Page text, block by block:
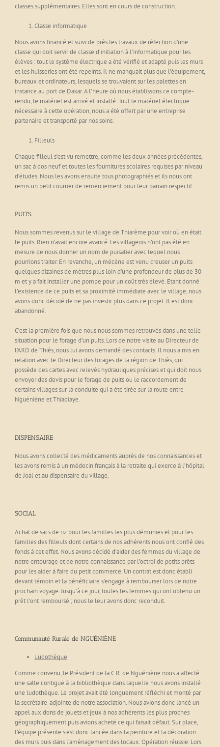
classes supplémentaires. Elles sont en cours de construction.
Classe informatique
Nous avons financé et suivi de près les travaux de réfection d’une
classe qui doit servir de classe d’initiation à l’informatique pour les
élèves : tout le système électrique a été vérifié et adapté puis les murs
et les huisseries ont été repeints. Il ne manquait plus que l’équipement,
bureaux et ordinateurs, lesquels se trouvaient sur les palettes en
instance au port de Dakar. A l’heure où nous établissons ce compte-
rendu, le matériel est arrivé et installé. Tout le matériel électrique
nécessaire à cette opération, nous a été offert par une entreprise
partenaire et transporté par nos soins.
Filleuls
Chaque filleul s’est vu remettre, comme les deux années précédentes,
un sac à dos neuf et toutes les fournitures scolaires requises par niveau
d’études. Nous les avons ensuite tous photographiés et ils nous ont
remis un petit courrier de remerciement pour leur parrain respectif.
PUITS
Nous sommes revenus sur le village de Thiarème pour voir où en était
le puits. Rien n’avait encore avancé. Les villageois n’ont pas été en
mesure de nous donner un nom de puisatier avec lequel nous
pourrions traiter. En revanche, un mécène est venu creuser un puits
quelques dizaines de mètres plus loin d’une profondeur de plus de 30
m et y a fait installer une pompe pour un coût très élevé. Etant donné
l’existence de ce puits et sa proximité immédiate avec le village, nous
avons donc décidé de ne pas investir plus dans ce projet. Il est donc
abandonné.
C’est la première fois que nous nous sommes retrouvés dans une telle
situation pour le forage d’un puits. Lors de notre visite au Directeur de
l’ARD de Thiès, nous lui avons demandé des contacts. Il nous a mis en
relation avec le Directeur des forages de la région de Thiès, qui
possède des cartes avec relevés hydrauliques précises et qui doit nous
envoyer des devis pour le forage de puits ou le raccordement de
certains villages sur la conduite qui a été tirée sur la route entre
Nguéniène et Thiadiaye.
DISPENSAIRE
Nous avons collecté des médicaments auprès de nos connaissances et
les avons remis à un médecin français à la retraite qui exerce à l’hôpital
de Joal et au dispensaire du village.
SOCIAL
Achat de sacs de riz pour les familles les plus démunies et pour les
familles des filleuls dont certains de nos adhérents nous ont confié des
fonds à cet effet. Nous avons décidé d’aider des femmes du village de
notre entourage et de notre connaissance par l’octroi de petits prêts
pour les aider à faire du petit commerce. Un contrat est donc établi
devant témoin et la bénéficiaire s’engage à rembourser lors de notre
prochain voyage. Jusqu’à ce jour, toutes les femmes qui ont obtenu un
prêt l’ont remboursé ; nous le leur avons donc reconduit.
Communauté Rurale de NGUÉNIÈNE
Ludothèque
Comme convenu, le Président de la C.R. de Nguéniène nous a affecté
une salle contiguë à la bibliothèque dans laquelle nous avons installé
une ludothèque. Le projet avait été longuement réfléchi et monté par
la secrétaire-adjointe de notre association. Nous avions donc lancé un
appel aux dons de jouets et jeux à nos adhérents les plus proches
géographiquement puis avions acheté ce qui faisait défaut. Sur place,
l’équipe présente s’est donc lancée dans la peinture et la décoration
des murs puis dans l’aménagement des locaux. Opération réussie. Lors